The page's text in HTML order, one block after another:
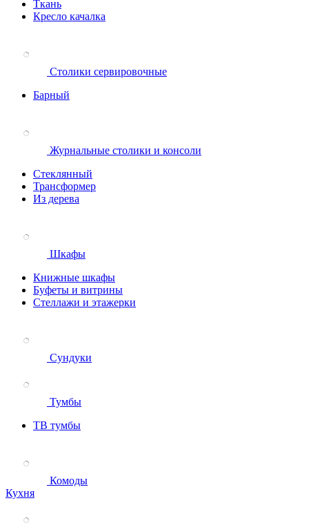
Ткань
Кресло качалка
Столики сервировочные
Барный
Журнальные столики и консоли
Стеклянный
Трансформер
Из дерева
Шкафы
Книжные шкафы
Буфеты и витрины
Стеллажи и этажерки
Сундуки
Тумбы
ТВ тумбы
Комоды
Кухня